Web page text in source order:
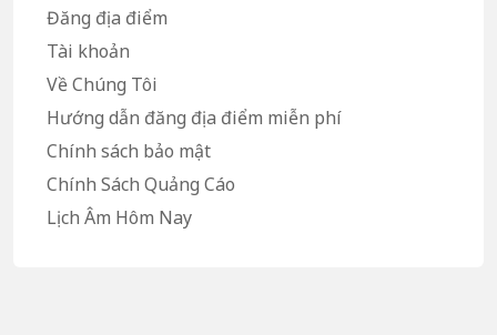
Đăng địa điểm
Tài khoản
Về Chúng Tôi
Hướng dẫn đăng địa điểm miễn phí
Chính sách bảo mật
Chính Sách Quảng Cáo
Lịch Âm Hôm Nay